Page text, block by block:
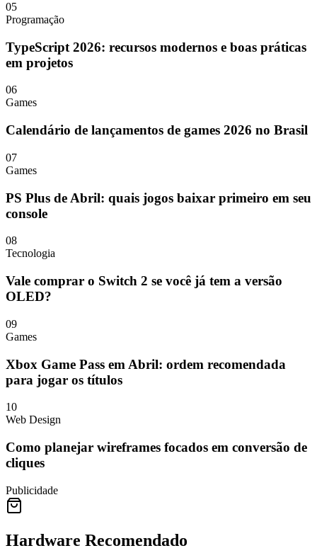
05
Programação
TypeScript 2026: recursos modernos e boas práticas
em projetos
06
Games
Calendário de lançamentos de games 2026 no Brasil
07
Games
PS Plus de Abril: quais jogos baixar primeiro em seu
console
08
Tecnologia
Vale comprar o Switch 2 se você já tem a versão
OLED?
09
Games
Xbox Game Pass em Abril: ordem recomendada
para jogar os títulos
10
Web Design
Como planejar wireframes focados em conversão de
cliques
Publicidade
Hardware Recomendado